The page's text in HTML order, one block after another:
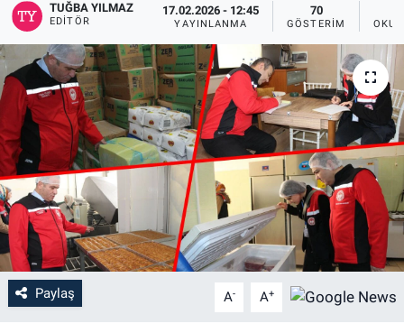
TUĞBA YILMAZ
EDITÖR
17.02.2026 - 12:45
YAYINLANMA
70
GÖSTERIM
Paylaş A- A+